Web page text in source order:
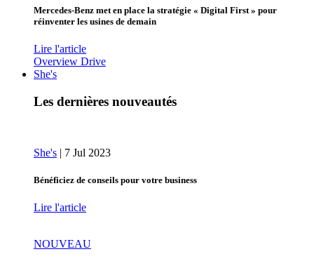
Mercedes-Benz met en place la stratégie « Digital First » pour
réinventer les usines de demain
Lire l'article
Overview Drive
She's
Les dernières nouveautés
She's | 7 Jul 2023
Bénéficiez de conseils pour votre business
Lire l'article
NOUVEAU